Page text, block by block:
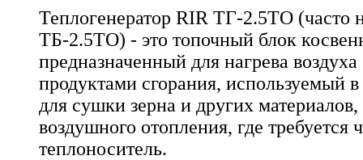
Теплогенератор RIR ТГ-2.5ТО (часто
ТБ-2.5ТО) - это топочный блок
предназначенный для нагрева воздуха
продуктами сгорания, используемый в
для сушки зерна и других
воздушного отопления, где требуется
теплоноситель.